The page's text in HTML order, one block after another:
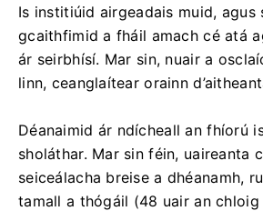
Is institiúid airgeadais muid, agus
gcaithfimid a fháil amach cé atá
ár seirbhísí. Mar sin, nuair a
linn, ceanglaítear orainn
Déanaimid ár ndícheall an fhíorú
sholáthar. Mar sin féin, uaireanta
seiceálacha breise a dhéanamh,
tamall a thógáil (48 uair an chloig